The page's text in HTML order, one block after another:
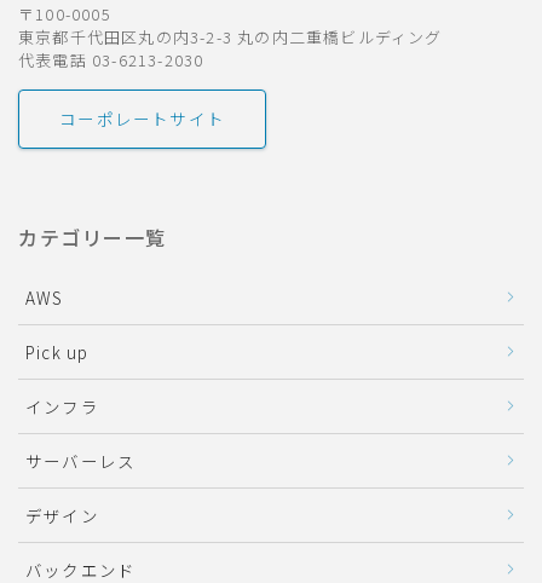
〒100-0005
東京都千代田区丸の内3-2-3 丸の内二重橋ビルディング
代表電話 03-6213-2030
コーポレートサイト
カテゴリー一覧
AWS
Pick up
インフラ
サーバーレス
デザイン
バックエンド